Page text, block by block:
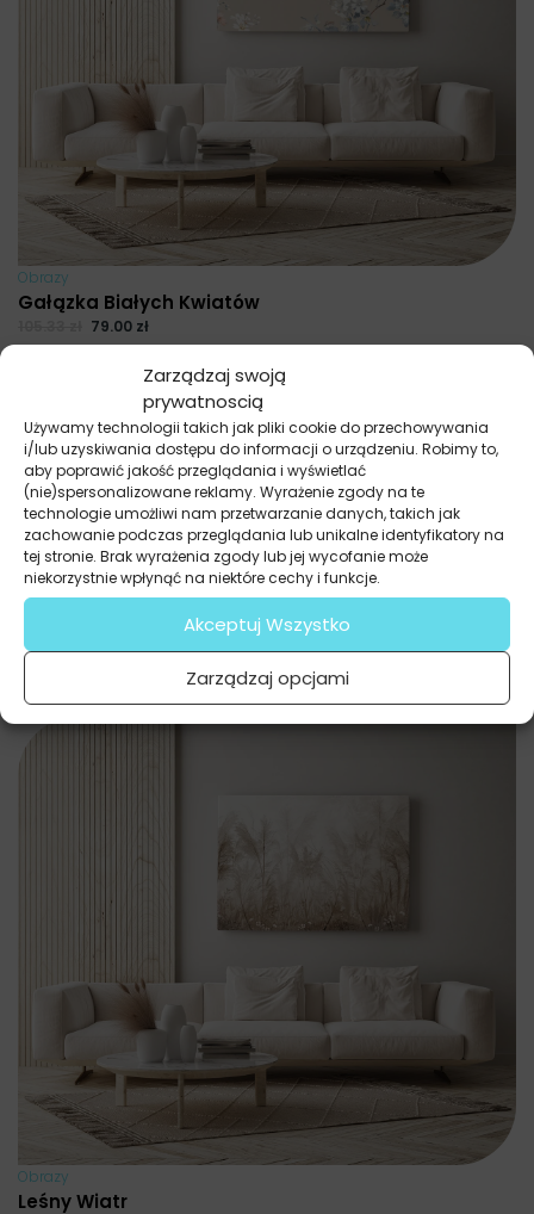
Zarządzaj swoją
prywatnoscią
Używamy technologii takich jak pliki cookie do przechowywania
i/lub uzyskiwania dostępu do informacji o urządzeniu. Robimy to,
aby poprawić jakość przeglądania i wyświetlać
(nie)spersonalizowane reklamy. Wyrażenie zgody na te
technologie umożliwi nam przetwarzanie danych, takich jak
zachowanie podczas przeglądania lub unikalne identyfikatory na
tej stronie. Brak wyrażenia zgody lub jej wycofanie może
niekorzystnie wpłynąć na niektóre cechy i funkcje.
Akceptuj Wszystko
Zarządzaj opcjami
Obrazy
Gałązka Białych Kwiatów
79.00 zł
Najniższa cena promocyjna z ostatnich 30 dni:
Obrazy
Leśny Wiatr